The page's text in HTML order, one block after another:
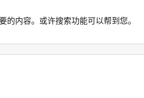
的内容。或许搜索功能可以帮到您。